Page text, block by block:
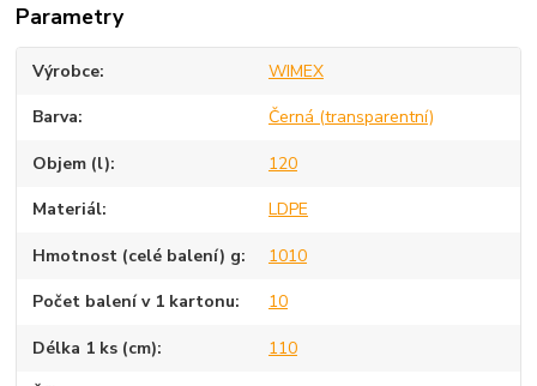
Parametry
Výrobce WIMEX
Barva Černá (transparentní)
Objem (l) 120
Materiál LDPE
Hmotnost (celé balení) g 1010
Počet balení v 1 kartonu 10
Délka 1 ks (cm) 110